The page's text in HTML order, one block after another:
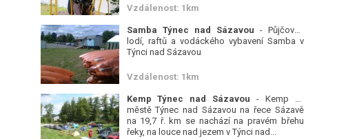
Vzdálenost: 1km
Samba Týnec nad Sázavou - Půjčovna
lodí, raftů a vodáckého vybavení Samba v
Týnci nad Sázavou
Vzdálenost: 1km
Kemp Týnec nad Sázavou - Kemp ve
městě Týnec nad Sázavou na řece Sázavě
na 19,7 ř. km se nachází na pravém břehu
řeky, na louce nad jezem v Týnci nad...